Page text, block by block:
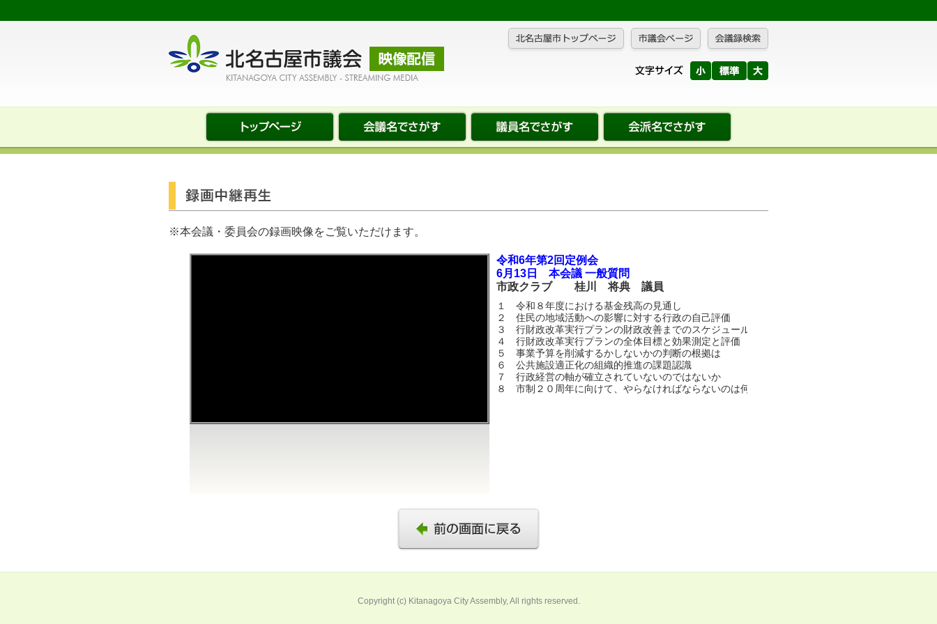
※本会議・委員会の録画映像をご覧いただけます。
令和6年第2回定例会
6月13日 本会議 一般質問
市政クラブ 桂川 将典 議員
１ 令和８年度における基金残高の見通し
２ 住民の地域活動への影響に対する行政の自己評価
３ 行財政改革実行プランの財政改善までのスケジュール
４ 行財政改革実行プランの全体目標と効果測定と評価
５ 事業予算を削減するかしないかの判断の根拠は
６ 公共施設適正化の組織的推進の課題認識
７ 行政経営の軸が確立されていないのではないか
８ 市制２０周年に向けて、やらなければならないのは何か
Copyright (c) Kitanagoya City Assembly, All rights reserved.